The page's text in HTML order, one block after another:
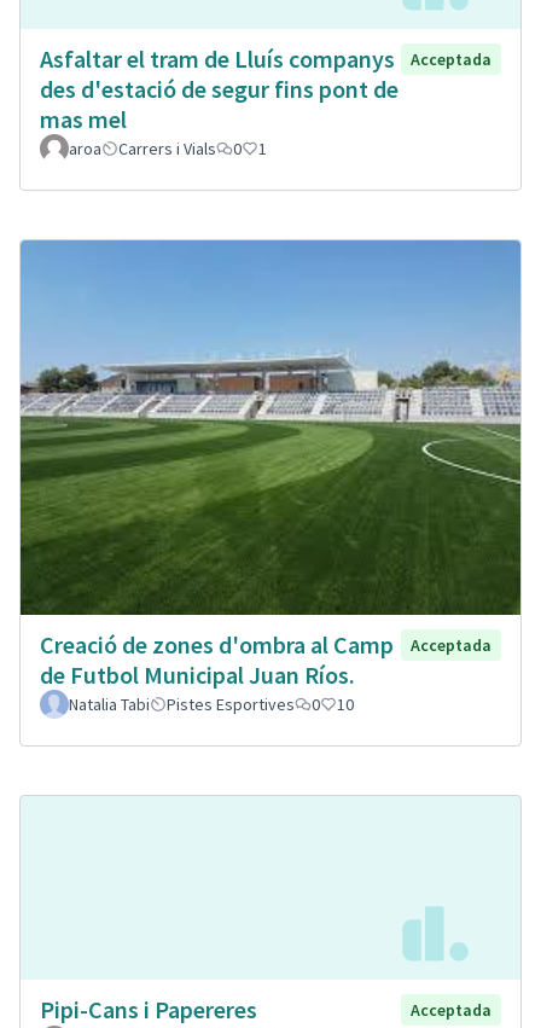
Asfaltar el tram de Lluís companys
des d'estació de segur fins pont de
mas mel
Acceptada
aroa Carrers i Vials 0 1
Creació de zones d'ombra al Camp
de Futbol Municipal Juan Ríos.
Acceptada
Natalia Tabi Pistes Esportives 0 10
Pipi-Cans i Papereres
Acceptada